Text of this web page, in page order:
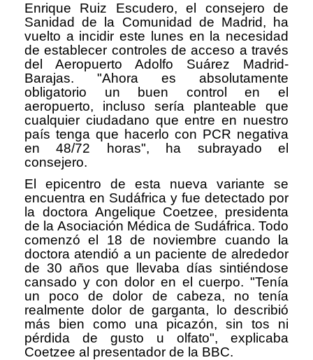
Enrique Ruiz Escudero, el consejero de
Sanidad de la Comunidad de Madrid, ha
vuelto a incidir este lunes en la necesidad
de establecer controles de acceso a través
del Aeropuerto Adolfo Suárez Madrid-
Barajas. "Ahora es absolutamente
obligatorio un buen control en el
aeropuerto, incluso sería planteable que
cualquier ciudadano que entre en nuestro
país tenga que hacerlo con PCR negativa
en 48/72 horas", ha subrayado el
consejero.
El epicentro de esta nueva variante se
encuentra en Sudáfrica y fue detectado por
la doctora Angelique Coetzee, presidenta
de la Asociación Médica de Sudáfrica. Todo
comenzó el 18 de noviembre cuando la
doctora atendió a un paciente de alrededor
de 30 años que llevaba días sintiéndose
cansado y con dolor en el cuerpo. "Tenía
un poco de dolor de cabeza, no tenía
realmente dolor de garganta, lo describió
más bien como una picazón, sin tos ni
pérdida de gusto u olfato", explicaba
Coetzee al presentador de la BBC.